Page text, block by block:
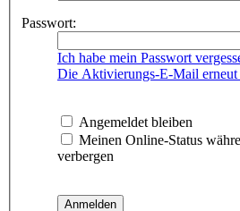
Passwort:
Ich habe mein Passwort
Die Aktivierungs-E-Mail erneut
Angemeldet bleiben
Meinen Online-Status
verbergen